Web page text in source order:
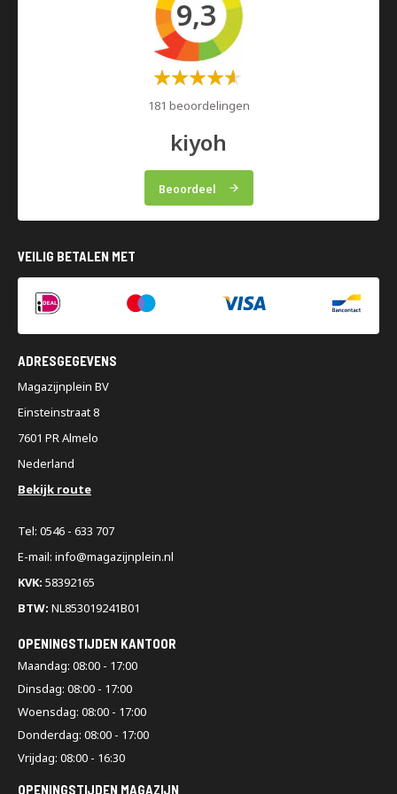
9,3
Waardering:
181 beoordelingen
kiyoh
Beoordeel
VEILIG BETALEN MET
ADRESGEGEVENS
Magazijnplein BV
Einsteinstraat 8
7601 PR Almelo
Nederland
Bekijk route
Tel: 0546 - 633 707
E-mail: info@magazijnplein.nl
KVK: 58392165
BTW: NL853019241B01
OPENINGSTIJDEN KANTOOR
Maandag: 08:00 - 17:00
Dinsdag: 08:00 - 17:00
Woensdag: 08:00 - 17:00
Donderdag: 08:00 - 17:00
Vrijdag: 08:00 - 16:30
OPENINGSTIJDEN MAGAZIJN